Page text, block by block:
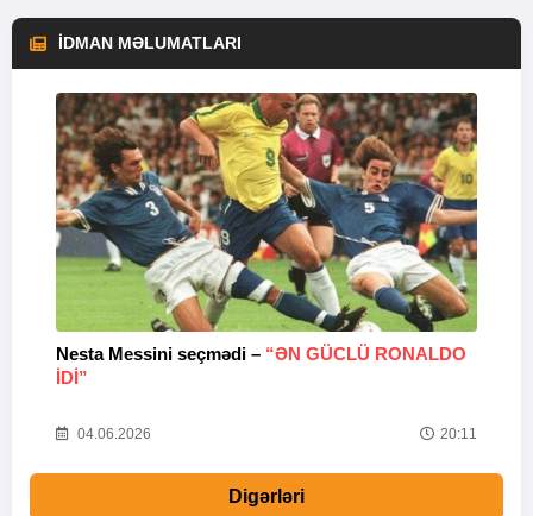
İDMAN MƏLUMATLARI
Nesta Messini seçmədi – “ƏN GÜCLÜ RONALDO
IDI”
04.06.2026 20:11
Digərləri